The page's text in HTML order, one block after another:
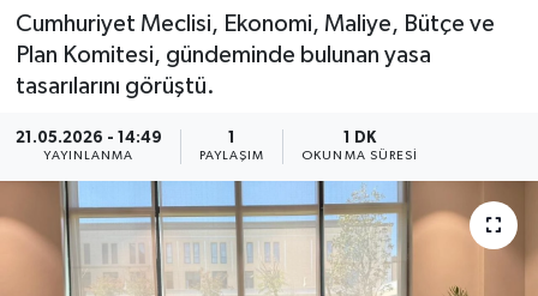
Cumhuriyet Meclisi, Ekonomi, Maliye, Bütçe ve
Plan Komitesi, gündeminde bulunan yasa
tasarılarını görüştü.
21.05.2026 - 14:49
YAYINLANMA
1
PAYLAŞIM
1 DK
OKUNMA SÜRESI